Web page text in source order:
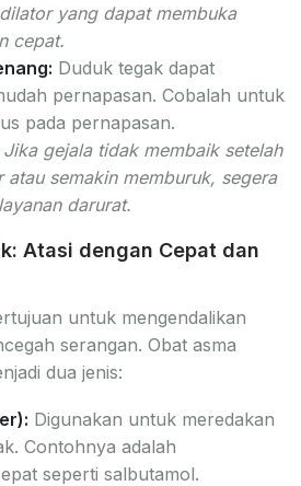
yang dapat membuka
cepat.
Duduk tegak dapat
pernapasan. Cobalah untuk
pada pernapasan.
gejala tidak membaik setelah
atau semakin memburuk, segera
darurat.
Atasi dengan Cepat dan
untuk mengendalikan
serangan. Obat asma
dua jenis:
Digunakan untuk meredakan
Contohnya adalah
seperti salbutamol.